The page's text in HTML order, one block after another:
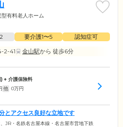
型有料老人ホーム
要介護1〜5
認知症可
2-41
金山駅から 徒歩6分
) + 介護保険料
他 0万円
とアクセス良好な立地です
JR・名鉄名古屋本線・名古屋市営地下鉄